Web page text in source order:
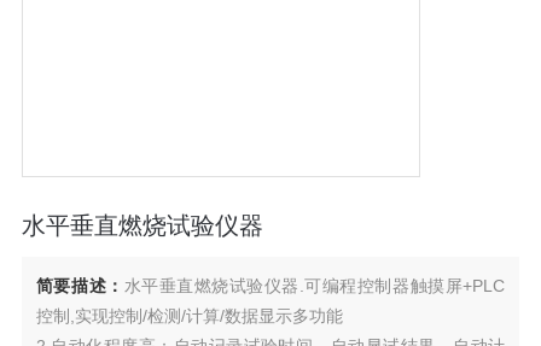
水平垂直燃烧试验仪器
简要描述： 水平垂直燃烧试验仪器.可编程控制器触摸屏+PLC
控制,实现控制/检测/计算/数据显示多功能